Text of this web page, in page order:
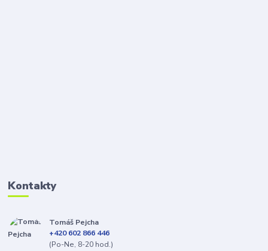
Kontakty
Tomáš Pejcha
+420 602 866 446
(Po-Ne, 8-20 hod.)